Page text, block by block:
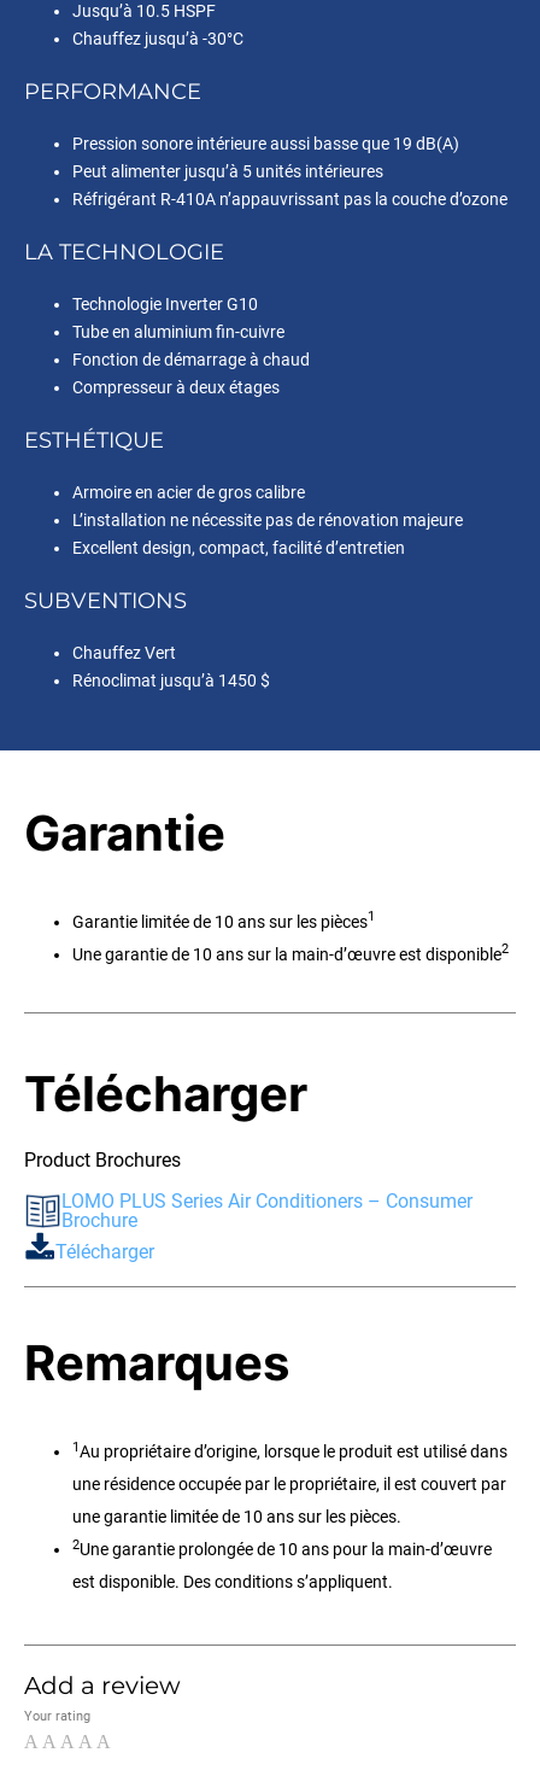
Jusqu’à 10.5 HSPF
Chauffez jusqu’à -30°C
PERFORMANCE
Pression sonore intérieure aussi basse que 19 dB(A)
Peut alimenter jusqu’à 5 unités intérieures
Réfrigérant R-410A n’appauvrissant pas la couche d’ozone
LA TECHNOLOGIE
Technologie Inverter G10
Tube en aluminium fin-cuivre
Fonction de démarrage à chaud
Compresseur à deux étages
ESTHÉTIQUE
Armoire en acier de gros calibre
L’installation ne nécessite pas de rénovation majeure
Excellent design, compact, facilité d’entretien
SUBVENTIONS
Chauffez Vert
Rénoclimat jusqu’à 1450 $
Garantie
Garantie limitée de 10 ans sur les pièces1
Une garantie de 10 ans sur la main-d’œuvre est disponible2
Télécharger
Product Brochures
LOMO PLUS Series Air Conditioners – Consumer
Brochure
Télécharger
Remarques
1Au propriétaire d’origine, lorsque le produit est utilisé dans
une résidence occupée par le propriétaire, il est couvert par
une garantie limitée de 10 ans sur les pièces.
2Une garantie prolongée de 10 ans pour la main-d’œuvre
est disponible. Des conditions s’appliquent.
Add a review
Your rating